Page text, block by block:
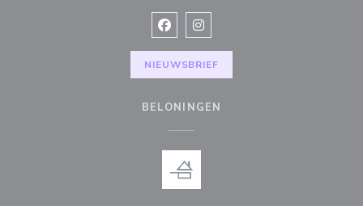
Facebook ((opent in een nieuw
Instagram ((opent in een
NIEUWSBRIEF
BELONINGEN